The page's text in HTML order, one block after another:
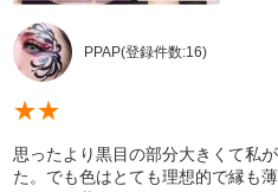
PPAP(登録件数:16)
★★
思ったより黒目の部分大きくて私
た。でも色はとても理想的で縁も